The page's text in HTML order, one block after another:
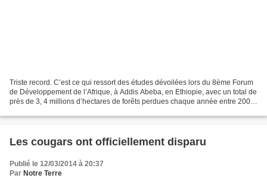
Triste record. C’est ce qui ressort des études dévoilées lors du 8ème Forum
de Développement de l’Afrique, à Addis Abeba, en Ethiopie, avec un total de
près de 3, 4 millions d’hectares de forêts perdues chaque année entre 2000
Les cougars ont officiellement disparu
Publié le 12/03/2014 à 20:37
Par Notre Terre